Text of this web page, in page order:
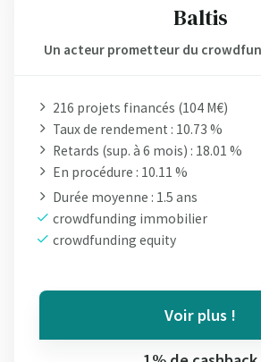
Baltis
Un acteur prometteur du
216 projets financés (104 M€)
Taux de rendement : 10.73 %
Retards (sup. à 6 mois) : 18.01 %
En procédure : 10.11 %
Durée moyenne : 1.5 ans
crowdfunding immobilier
crowdfunding equity
Voir plus !